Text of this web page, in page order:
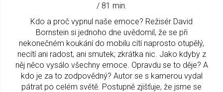
/ 81 min.
Kdo a proč vypnul naše emoce? Režisér David
Bornstein si jednoho dne uvědomil, že se při
nekonečném koukání do mobilu cítí naprosto otupělý,
necítí ani radost, ani smutek; zkrátka nic. Jako kdyby z
něj něco vysálo všechny emoce. Opravdu se to děje? A
kdo je za to zodpovědný? Autor se s kamerou vydal
pátrat po celém světě. Postupně zjišťuje, že jsme se